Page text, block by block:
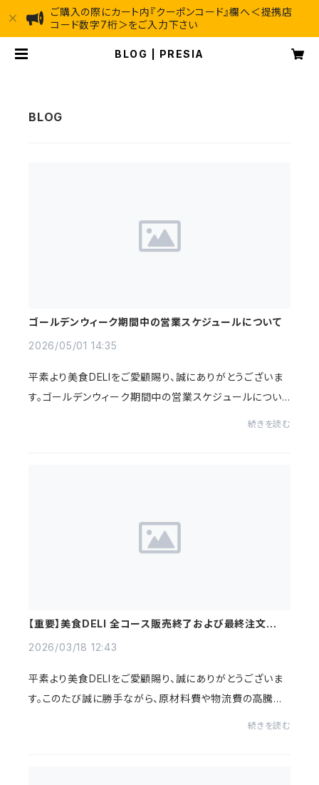
ご購入の際にカート内『クーポンコード』欄へ＜提携店
コード数字7桁＞をご入力下さい
BLOG | PRESIA
ゴールデンウィーク期間中の営業スケジュールについて
2026/05/01 14:35
平素より美食DELIをご愛顧賜り、誠にありがとうございま
す。ゴールデンウィーク期間中の営業スケジュールについ
続きを読む
【重要】美食DELI 全コース販売終了および最終注文のご
2026/03/18 12:43
平素より美食DELIをご愛顧賜り、誠にありがとうございま
す。このたび誠に勝手ながら、原材料費や物流費の高騰な
続きを読む